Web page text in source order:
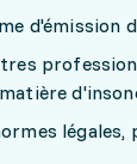
d'émission
légales,